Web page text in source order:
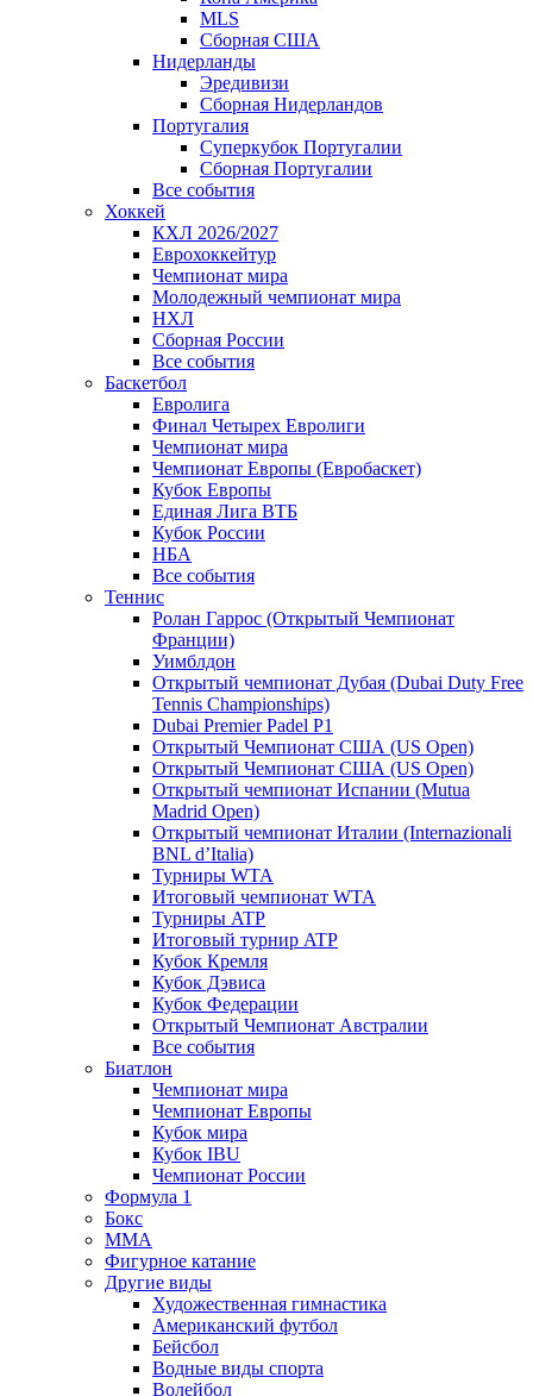
MLS
Сборная США
Нидерланды
Эредивизи
Сборная Нидерландов
Португалия
Суперкубок Португалии
Сборная Португалии
Все события
Хоккей
КХЛ 2026/2027
Еврохоккейтур
Чемпионат мира
Молодежный чемпионат мира
НХЛ
Сборная России
Все события
Баскетбол
Евролига
Финал Четырех Евролиги
Чемпионат мира
Чемпионат Европы (Евробаскет)
Кубок Европы
Единая Лига ВТБ
Кубок России
НБА
Все события
Теннис
Ролан Гаррос (Открытый Чемпионат
Франции)
Уимблдон
Открытый чемпионат Дубая (Dubai Duty Free
Tennis Championships)
Dubai Premier Padel P1
Открытый Чемпионат США (US Open)
Открытый Чемпионат США (US Open)
Открытый чемпионат Испании (Mutua
Madrid Open)
Открытый чемпионат Италии (Internazionali
BNL d’Italia)
Турниры WTA
Итоговый чемпионат WTA
Турниры ATP
Итоговый турнир ATP
Кубок Кремля
Кубок Дэвиса
Кубок Федерации
Открытый Чемпионат Австралии
Все события
Биатлон
Чемпионат мира
Чемпионат Европы
Кубок мира
Кубок IBU
Чемпионат России
Формула 1
Бокс
MMA
Фигурное катание
Другие виды
Художественная гимнастика
Американский футбол
Бейсбол
Водные виды спорта
Волейбол